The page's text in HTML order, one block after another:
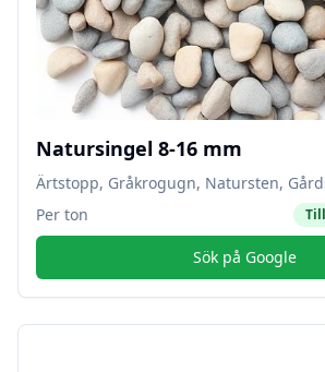
Natursingel 8-16 mm
Ärtstopp, Gråkrogugn, Natursten,
Per ton
Sök på Google